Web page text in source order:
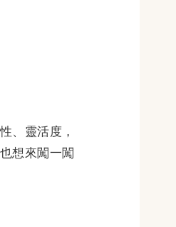
、靈活度，
想來闖一闖